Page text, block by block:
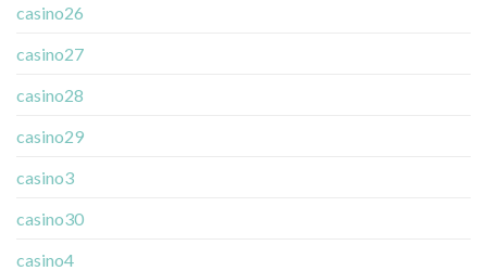
casino26
casino27
casino28
casino29
casino3
casino30
casino4